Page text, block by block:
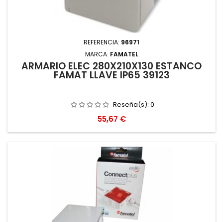
REFERENCIA: 96971
MARCA: FAMATEL
ARMARIO ELEC 280X210X130 ESTANCO
FAMAT LLAVE IP65 39123
Reseña(s): 0
Precio
55,67 €